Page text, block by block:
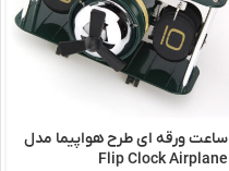
ساعت ورقه ای طرح هواپیما مدل
Flip Clock Airplane